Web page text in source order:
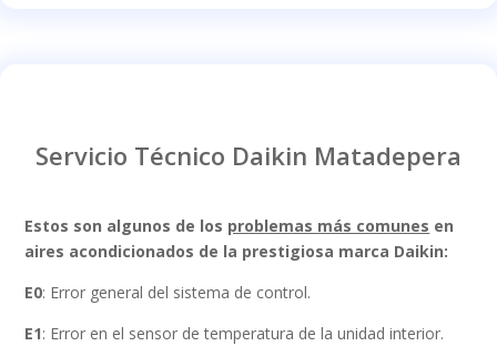
Servicio Técnico Daikin Matadepera
Estos son algunos de los problemas más comunes en
aires acondicionados de la prestigiosa marca Daikin:
E0: Error general del sistema de control.
E1: Error en el sensor de temperatura de la unidad interior.